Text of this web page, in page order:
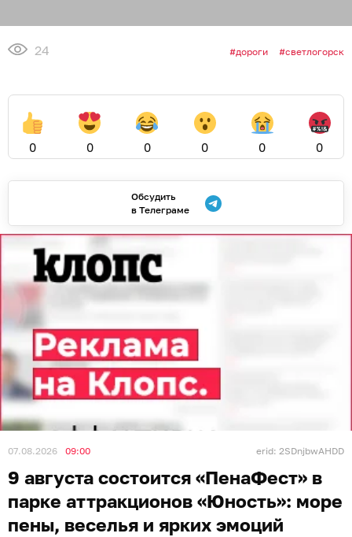
24 дороги светлогорск
0 0 0 0 0 0
Обсудить
в Телеграме
07.08.2026 09:00 erid: 2SDnjbwAHDD
9 августа состоится «ПенаФест» в
парке аттракционов «Юность»: море
пены, веселья и ярких эмоций